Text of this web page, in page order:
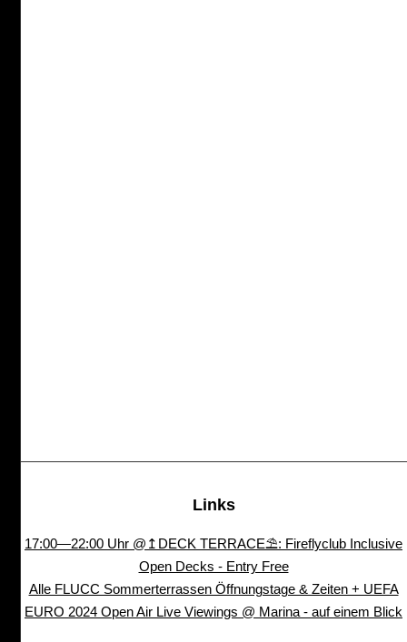
Links
17:00—22:00 Uhr @↥DECK TERRACE⛱: Fireflyclub Inclusive
Open Decks - Entry Free
Alle FLUCC Sommerterrassen Öffnungstage & Zeiten + UEFA
EURO 2024 Open Air Live Viewings @ Marina - auf einem Blick